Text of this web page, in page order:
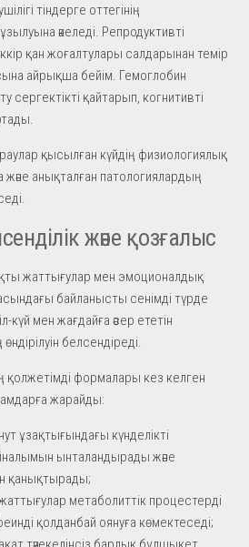
тіндерге оттегінің
әкеледі. Репродуктивті
қан жоғалтулары салдарынан темір
айрықша бейім. Гемоглобин
сергектікті қайтарып, когнитивті
қысылған күйдің физиологиялық
және анықталған патологиялардың
және қозғалыс
жаттығулар мен эмоционалдық
байланысты сенімді түрде
күй мен жағдайға әсер ететін
белсендіреді.
қолжетімді формалары кез келген
жарайды:
ұзақтығындағы күнделікті
ынталандырады және
қанықтырады;
метаболиттік процестерді
қолданбай оянуға көмектеседі;